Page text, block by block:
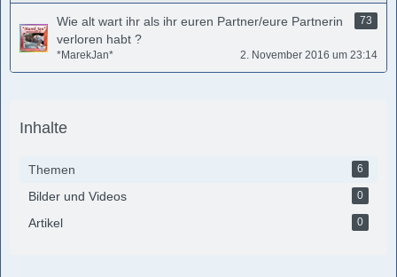
Wie alt wart ihr als ihr euren Partner/eure Partnerin
verloren habt ?
73
*MarekJan* 2. November 2016 um 23:14
Inhalte
Themen 6
Bilder und Videos 0
Artikel 0